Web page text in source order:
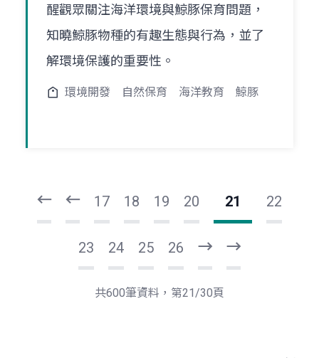
醒觀眾關注海洋環境與鯨豚保育問題，
知曉鯨豚物種的有趣生態與行為，並了
解環境保護的重要性。
環境開發 自然保育 海洋教育 鯨豚
17 18 19 20 21 22
23 24 25 26
一
頁
後
共600筆資料，第21/30頁